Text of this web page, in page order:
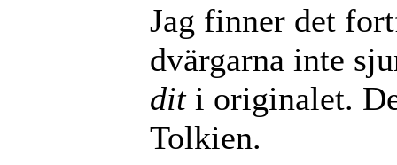
Jag finner det
dvärgarna inte
diti originalet.
Tolkien.